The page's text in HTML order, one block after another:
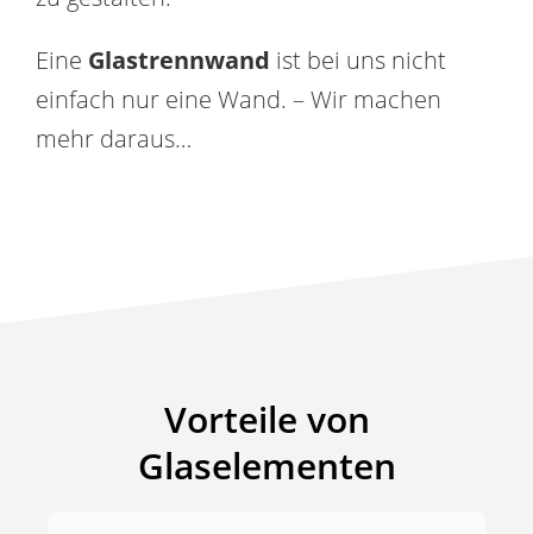
Eine Glastrennwand ist bei uns nicht
einfach nur eine Wand. – Wir machen
mehr daraus…
Vorteile von
Glaselementen